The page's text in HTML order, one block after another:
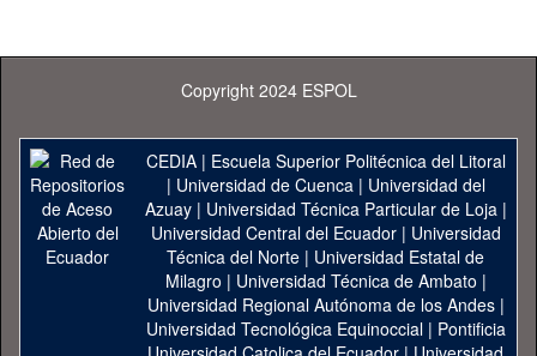
Copyright 2024 ESPOL
CEDIA| Escuela Superior Politécnica del Litoral
| Universidad de Cuenca| Universidad del
Azuay| Universidad Técnica Particular de Loja|
Universidad Central del Ecuador| Universidad
Técnica del Norte | Universidad Estatal de
Milagro | Universidad Técnica de Ambato |
Universidad Regional Autónoma de los Andes|
Universidad Tecnológica Equinoccial| Pontificia